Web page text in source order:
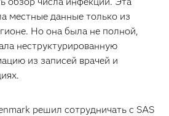
местные данные только из
Но она была не полной,
неструктурированную
из записей врачей и
решил сотрудничать с SAS